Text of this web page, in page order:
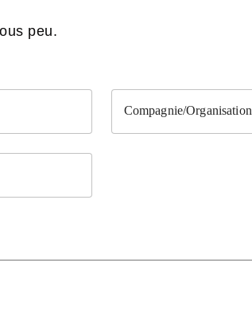
peu.
Compagnie/Organisation